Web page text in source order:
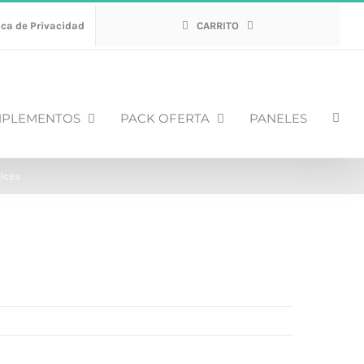
de Privacidad CARRITO
PACK OFERTA PANELES